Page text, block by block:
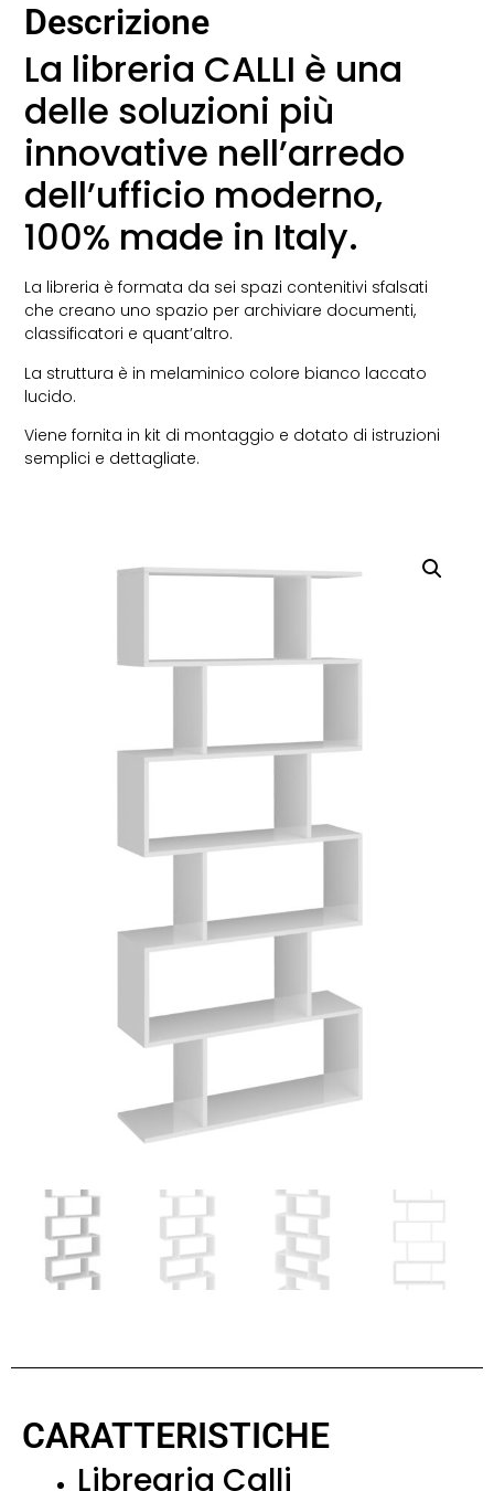
Descrizione
La libreria CALLI è una
delle soluzioni più
innovative nell’arredo
dell’ufficio moderno,
100% made in Italy.
La libreria è formata da sei spazi contenitivi sfalsati
che creano uno spazio per archiviare documenti,
classificatori e quant’altro.
La struttura è in melaminico colore bianco laccato
lucido.
Viene fornita in kit di montaggio e dotato di istruzioni
semplici e dettagliate.
CARATTERISTICHE
Librearia Calli